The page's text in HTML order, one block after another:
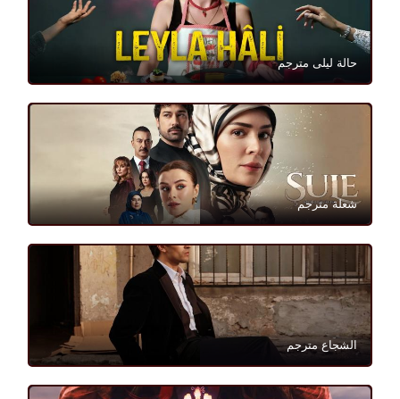
حالة ليلى مترجم
شعلة مترجم
الشجاع مترجم